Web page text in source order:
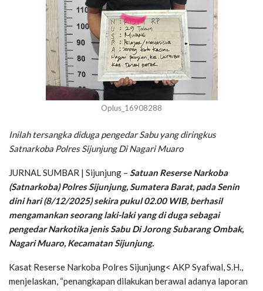
Oplus_16908288
Inilah tersangka diduga pengedar Sabu yang diringkus
Satnarkoba Polres Sijunjung Di Nagari Muaro
JURNAL SUMBAR | Sijunjung – Satuan Reserse Narkoba
(Satnarkoba) Polres Sijunjung, Sumatera Barat, pada Senin
dini hari (8/12/2025) sekira pukul 02.00 WIB, berhasil
mengamankan seorang laki-laki yang di duga sebagai
pengedar Narkotika jenis Sabu Di Jorong Subarang Ombak,
Nagari Muaro, Kecamatan Sijunjung.
Kasat Reserse Narkoba Polres Sijunjung< AKP Syafwal, S.H.,
menjelaskan, “penangkapan dilakukan berawal adanya laporan